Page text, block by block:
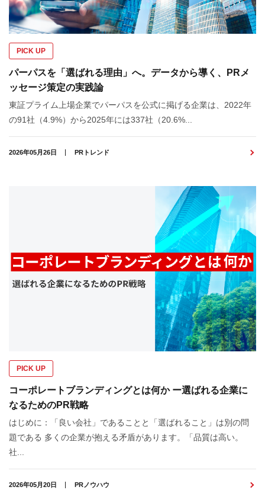
PICK UP
パーパスを「選ばれる理由」へ。データから導く、PRメ
ッセージ策定の実践論
東証プライム上場企業でパーパスを公式に掲げる企業は、2022年
の91社（4.9%）から2025年には337社（20.6%...
2026年05月26日 PRトレンド
PICK UP
コーポレートブランディングとは何か ー選ばれる企業に
なるためのPR戦略
はじめに：「良い会社」であることと「選ばれること」は別の問
題である 多くの企業が抱える矛盾があります。「品質は高い。
社...
2026年05月20日 PRノウハウ